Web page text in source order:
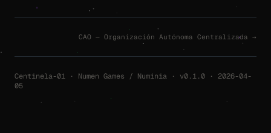
CAO — Organización Autónoma Centralizada →
Centinela-01 · Numen Games / Numinia · v0.1.0 · 2026-04-
05